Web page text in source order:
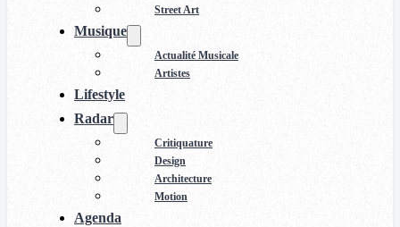
Street Art
Musique
Actualité Musicale
Artistes
Lifestyle
Radar
Critiquature
Design
Architecture
Motion
Agenda